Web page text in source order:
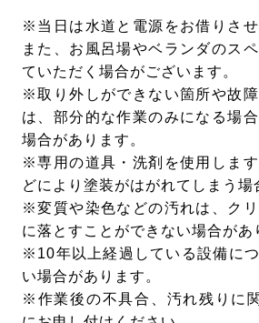
※当日は水道と電源をお借りさせ
また、お風呂場やベランダのス
ていただく場合がございます。
※取り外しができない箇所や故
は、部分的な作業のみになる場
場合があります。
※専用の道具・洗剤を使用しま
どにより塗装がはがれてしまう場
※変質や染色などの汚れは、ク
に落とすことができない場合があ
※10年以上経過している設備に
い場合があります。
※作業後の不具合、汚れ残りに